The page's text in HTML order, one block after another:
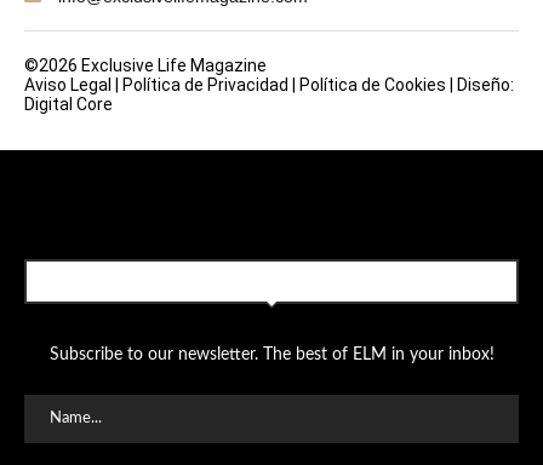
©2026 Exclusive Life Magazine
Aviso Legal
Política de Privacidad Política de Cookies
Diseño:
Digital Core
Subscribe to our newsletter. The best of ELM in your inbox!